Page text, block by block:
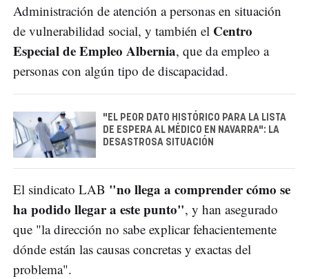
Administración de atención a personas en situación
de vulnerabilidad social, y también el Centro
Especial de Empleo Albernia, que da empleo a
personas con algún tipo de discapacidad.
"EL PEOR DATO HISTÓRICO PARA LA LISTA
DE ESPERA AL MÉDICO EN NAVARRA": LA
DESASTROSA SITUACIÓN
El sindicato LAB "no llega a comprender cómo se
ha podido llegar a este punto", y han asegurado
que "la dirección no sabe explicar fehacientemente
dónde están las causas concretas y exactas del
problema".